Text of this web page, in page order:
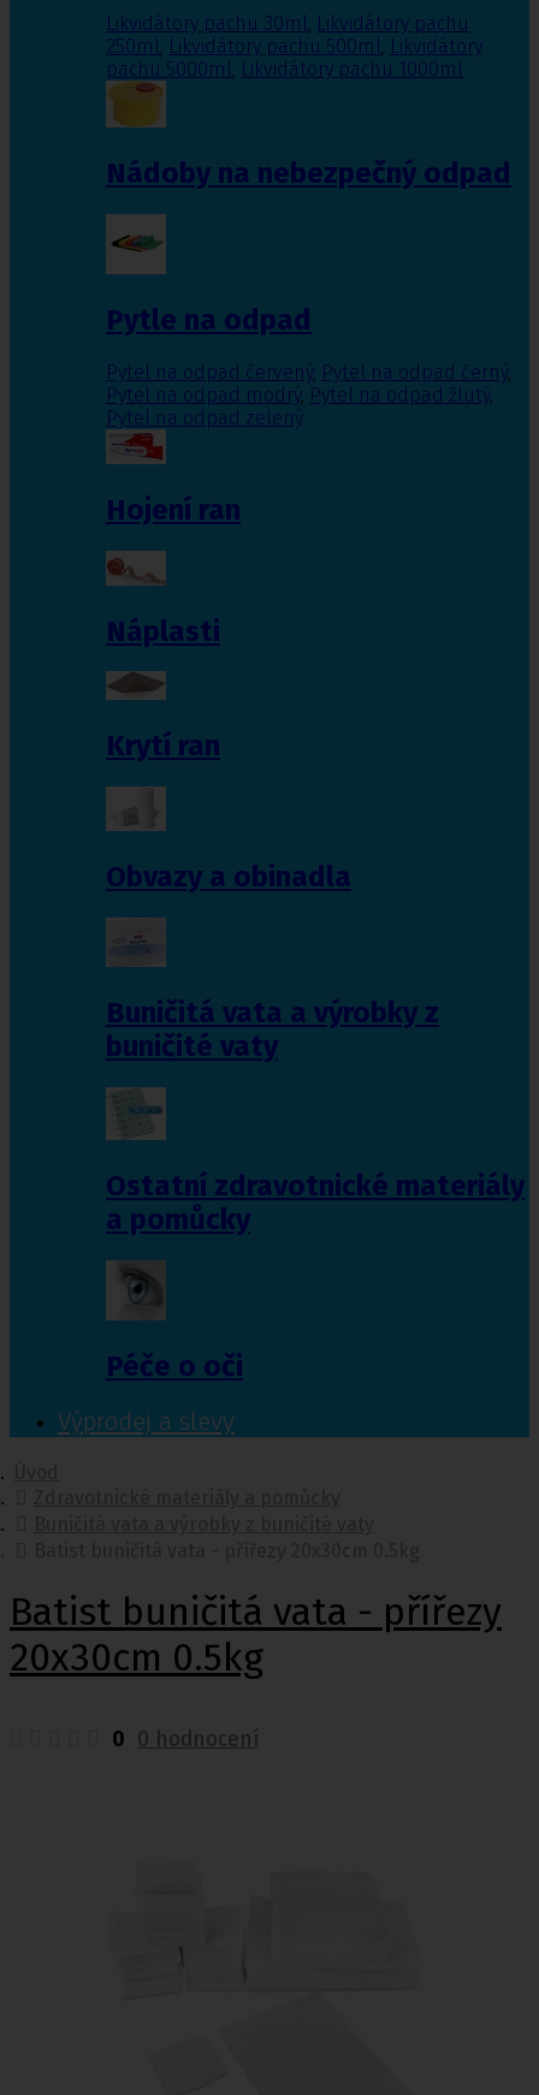
Likvidátory pachu 30ml, Likvidátory pachu
250ml, Likvidátory pachu 500ml, Likvidátory
pachu 5000ml, Likvidátory pachu 1000ml
Nádoby na nebezpečný odpad
Pytle na odpad
Pytel na odpad červený, Pytel na odpad černý,
Pytel na odpad modrý, Pytel na odpad žlutý,
Pytel na odpad zelený
Hojení ran
Náplasti
Krytí ran
Obvazy a obinadla
Buničitá vata a výrobky z
buničité vaty
Ostatní zdravotnické materiály
a pomůcky
Péče o oči
Výprodej a slevy
Batist buničitá vata - přířezy
20x30cm 0.5kg
0 0 hodnocení